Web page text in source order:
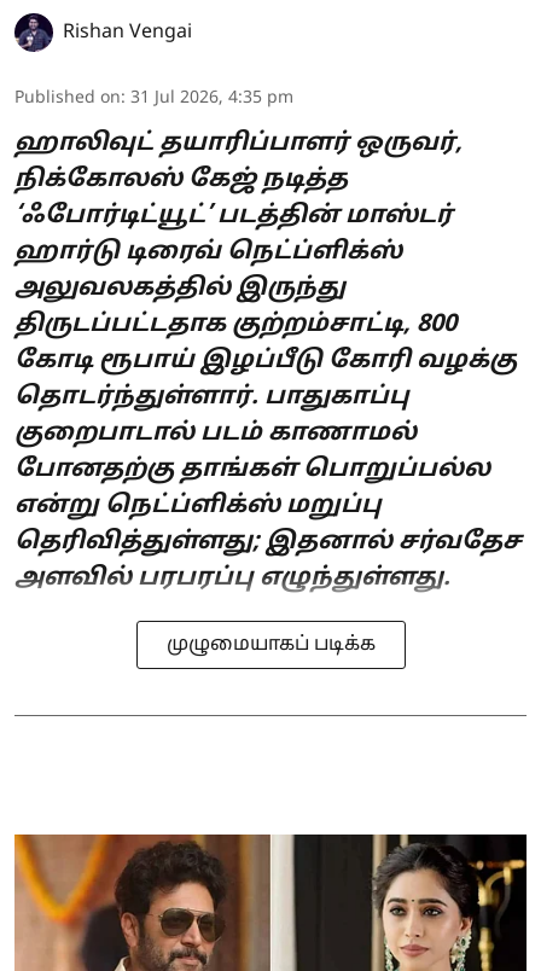
Rishan Vengai
Published on: 31 Jul 2026, 4:35 pm
ஹாலிவுட் தயாரிப்பாளர் ஒருவர்,
நிக்கோலஸ் கேஜ் நடித்த
‘ஃபோர்டிட்யூட்’ படத்தின் மாஸ்டர்
ஹார்டு டிரைவ் நெட்ப்ளிக்ஸ்
அலுவலகத்தில் இருந்து
திருடப்பட்டதாக குற்றம்சாட்டி, 800
கோடி ரூபாய் இழப்பீடு கோரி வழக்கு
தொடர்ந்துள்ளார். பாதுகாப்பு
குறைபாடால் படம் காணாமல்
போனதற்கு தாங்கள் பொறுப்பல்ல
என்று நெட்ப்ளிக்ஸ் மறுப்பு
தெரிவித்துள்ளது; இதனால் சர்வதேச
அளவில் பரபரப்பு எழுந்துள்ளது.
முழுமையாகப் படிக்க